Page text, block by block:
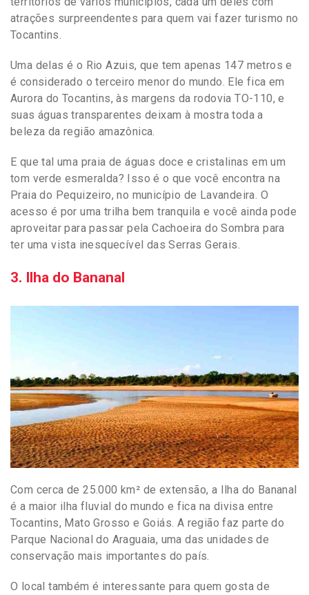
atrações surpreendentes para quem vai fazer turismo no
Tocantins.
Uma delas é o Rio Azuis, que tem apenas 147 metros e
é considerado o terceiro menor do mundo. Ele fica em
Aurora do Tocantins, às margens da rodovia TO-110, e
suas águas transparentes deixam à mostra toda a
beleza da região amazônica.
E que tal uma praia de águas doce e cristalinas em um
tom verde esmeralda? Isso é o que você encontra na
Praia do Pequizeiro, no município de Lavandeira. O
acesso é por uma trilha bem tranquila e você ainda pode
aproveitar para passar pela Cachoeira do Sombra para
ter uma vista inesquecível das Serras Gerais.
3. Ilha do Bananal
Com cerca de 25.000 km² de extensão, a Ilha do Bananal
é a maior ilha fluvial do mundo e fica na divisa entre
Tocantins, Mato Grosso e Goiás. A região faz parte do
Parque Nacional do Araguaia, uma das unidades de
conservação mais importantes do país.
O local também é interessante para quem gosta de